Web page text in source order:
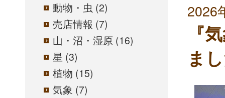
動物・虫 (2)
売店情報 (7)
山・沼・湿原 (16)
星 (3)
植物 (15)
気象 (7)
2026
『
ま